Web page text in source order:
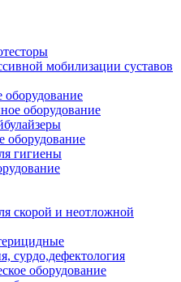
мобилизации суставов
оборудование
оборудование
оборудование
гигиены
скорой и неотложной
сурдо,дефектология
оборудование